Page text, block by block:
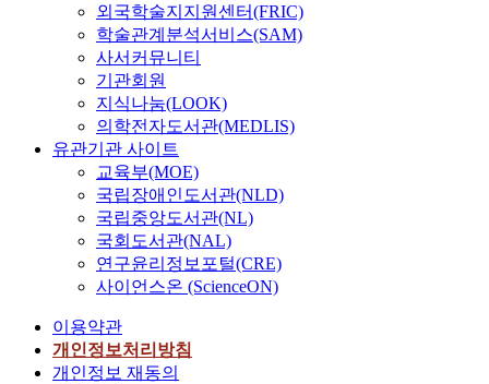
외국학술지지원센터(FRIC)
학술관계분석서비스(SAM)
사서커뮤니티
기관회원
지식나눔(LOOK)
의학전자도서관(MEDLIS)
유관기관 사이트
교육부(MOE)
국립장애인도서관(NLD)
국립중앙도서관(NL)
국회도서관(NAL)
연구윤리정보포털(CRE)
사이언스온 (ScienceON)
이용약관
개인정보처리방침
개인정보 재동의